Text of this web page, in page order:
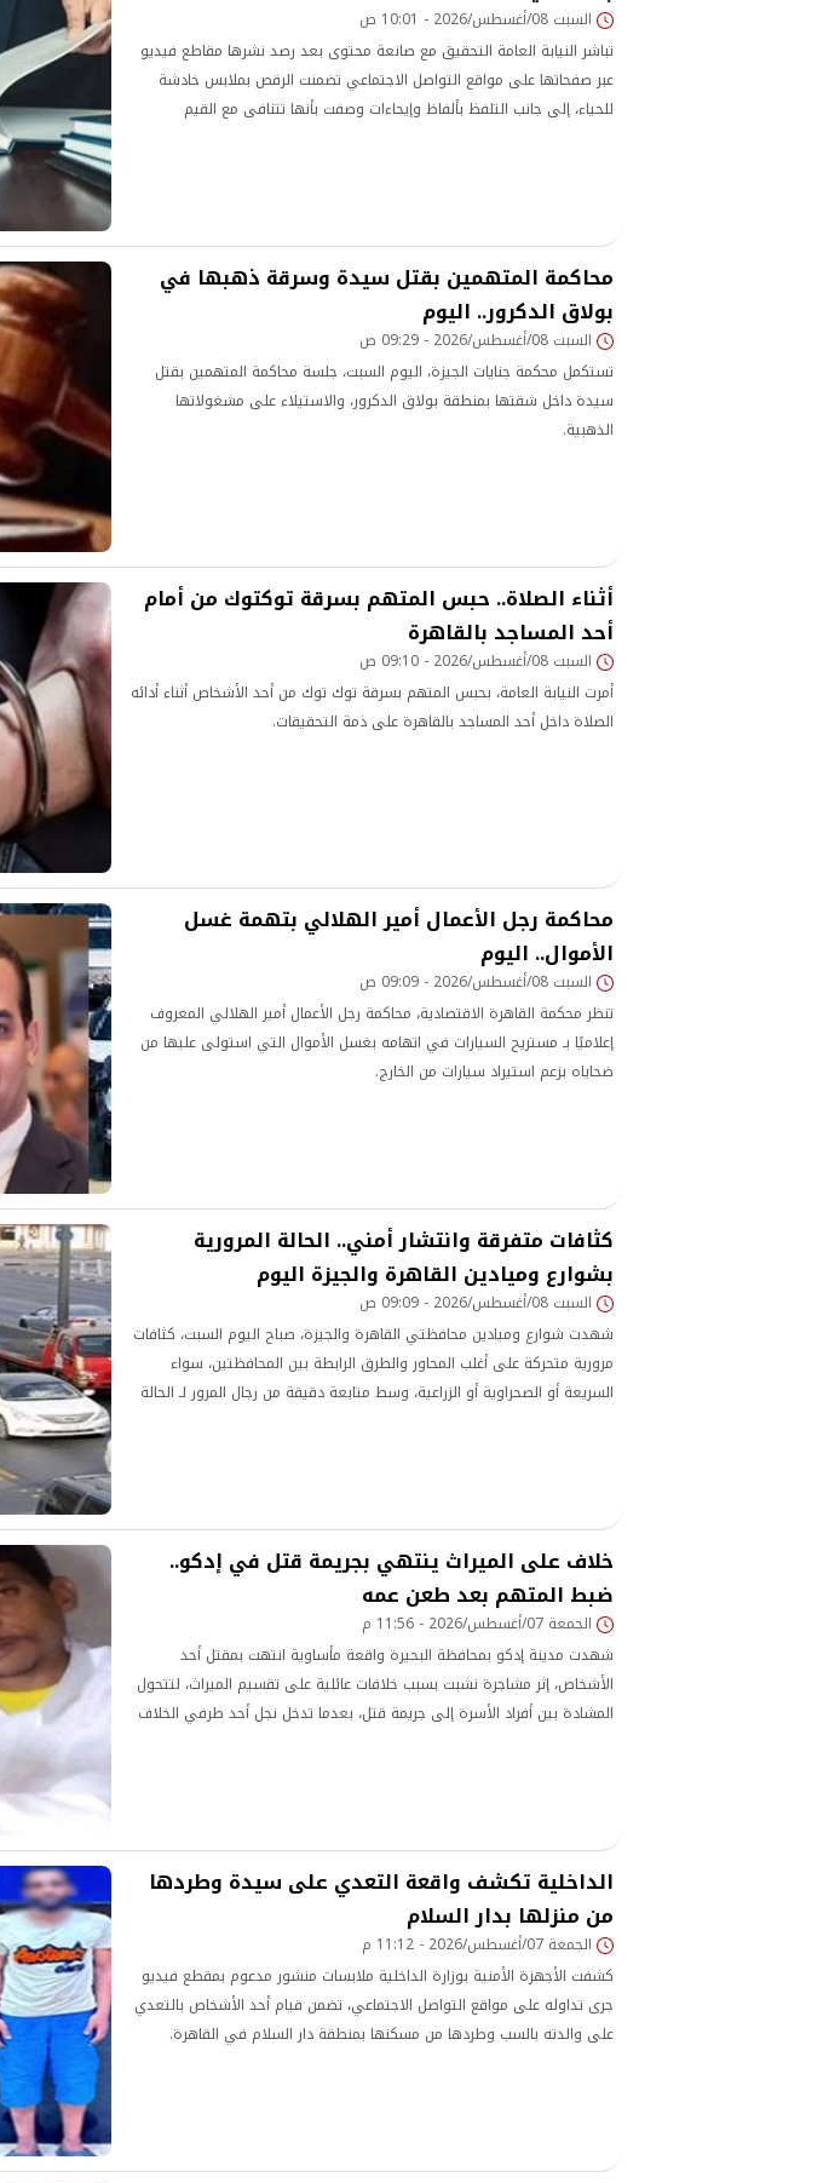
السبت 08/أغسطس/2026 - 10:01 ص
تباشر النيابة العامة التحقيق مع صانعة محتوى بعد رصد نشرها مقاطع فيديو
عبر صفحاتها على مواقع التواصل الاجتماعي تضمنت الرقص بملابس خادشة
للحياء، إلى جانب التلفظ بألفاظ وإيحاءات وصفت بأنها تتنافى مع القيم
محاكمة المتهمين بقتل سيدة وسرقة ذهبها في
بولاق الدكرور.. اليوم
السبت 08/أغسطس/2026 - 09:29 ص
تستكمل محكمة جنايات الجيزة، اليوم السبت، جلسة محاكمة المتهمين بقتل
سيدة داخل شقتها بمنطقة بولاق الدكرور، والاستيلاء على مشغولاتها
الذهبية.
أثناء الصلاة.. حبس المتهم بسرقة توكتوك من أمام
أحد المساجد بالقاهرة
السبت 08/أغسطس/2026 - 09:10 ص
أمرت النيابة العامة، بحبس المتهم بسرقة توك توك من أحد الأشخاص أثناء أدائه
الصلاة داخل أحد المساجد بالقاهرة على ذمة التحقيقات.
محاكمة رجل الأعمال أمير الهلالي بتهمة غسل
الأموال.. اليوم
السبت 08/أغسطس/2026 - 09:09 ص
تنظر محكمة القاهرة الاقتصادية، محاكمة رجل الأعمال أمير الهلالي المعروف
إعلاميًا بـ مستريح السيارات في اتهامه بغسل الأموال التي استولى عليها من
ضحاياه بزعم استيراد سيارات من الخارج.
كثافات متفرقة وانتشار أمني.. الحالة المرورية
بشوارع وميادين القاهرة والجيزة اليوم
السبت 08/أغسطس/2026 - 09:09 ص
شهدت شوارع وميادين محافظتي القاهرة والجيزة، صباح اليوم السبت، كثافات
مرورية متحركة على أغلب المحاور والطرق الرابطة بين المحافظتين، سواء
السريعة أو الصحراوية أو الزراعية، وسط متابعة دقيقة من رجال المرور لـ الحالة
خلاف على الميراث ينتهي بجريمة قتل في إدكو..
ضبط المتهم بعد طعن عمه
الجمعة 07/أغسطس/2026 - 11:56 م
شهدت مدينة إدكو بمحافظة البحيرة واقعة مأساوية انتهت بمقتل أحد
الأشخاص، إثر مشاجرة نشبت بسبب خلافات عائلية على تقسيم الميراث، لتتحول
المشادة بين أفراد الأسرة إلى جريمة قتل، بعدما تدخل نجل أحد طرفي الخلاف
الداخلية تكشف واقعة التعدي على سيدة وطردها
من منزلها بدار السلام
الجمعة 07/أغسطس/2026 - 11:12 م
كشفت الأجهزة الأمنية بوزارة الداخلية ملابسات منشور مدعوم بمقطع فيديو
جرى تداوله على مواقع التواصل الاجتماعي، تضمن قيام أحد الأشخاص بالتعدي
على والدته بالسب وطردها من مسكنها بمنطقة دار السلام في القاهرة.